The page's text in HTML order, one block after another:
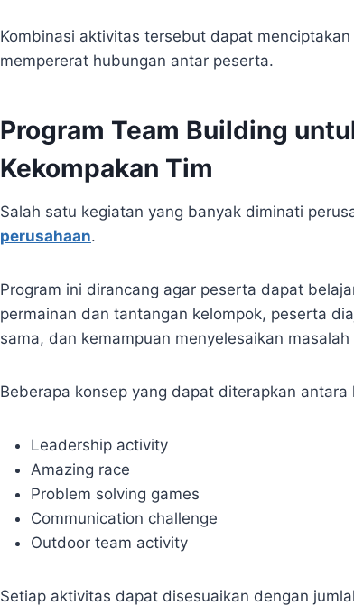
Kombinasi aktivitas tersebut dapat
mempererat hubungan antar peserta.
Program Team Building
Kekompakan Tim
Salah satu kegiatan yang banyak diminati
perusahaan.
Program ini dirancang agar peserta dapat
permainan dan tantangan kelompok, peserta
sama, dan kemampuan menyelesaikan
Beberapa konsep yang dapat diterapkan antara
Leadership activity
Amazing race
Problem solving games
Communication challenge
Outdoor team activity
Setiap aktivitas dapat disesuaikan dengan